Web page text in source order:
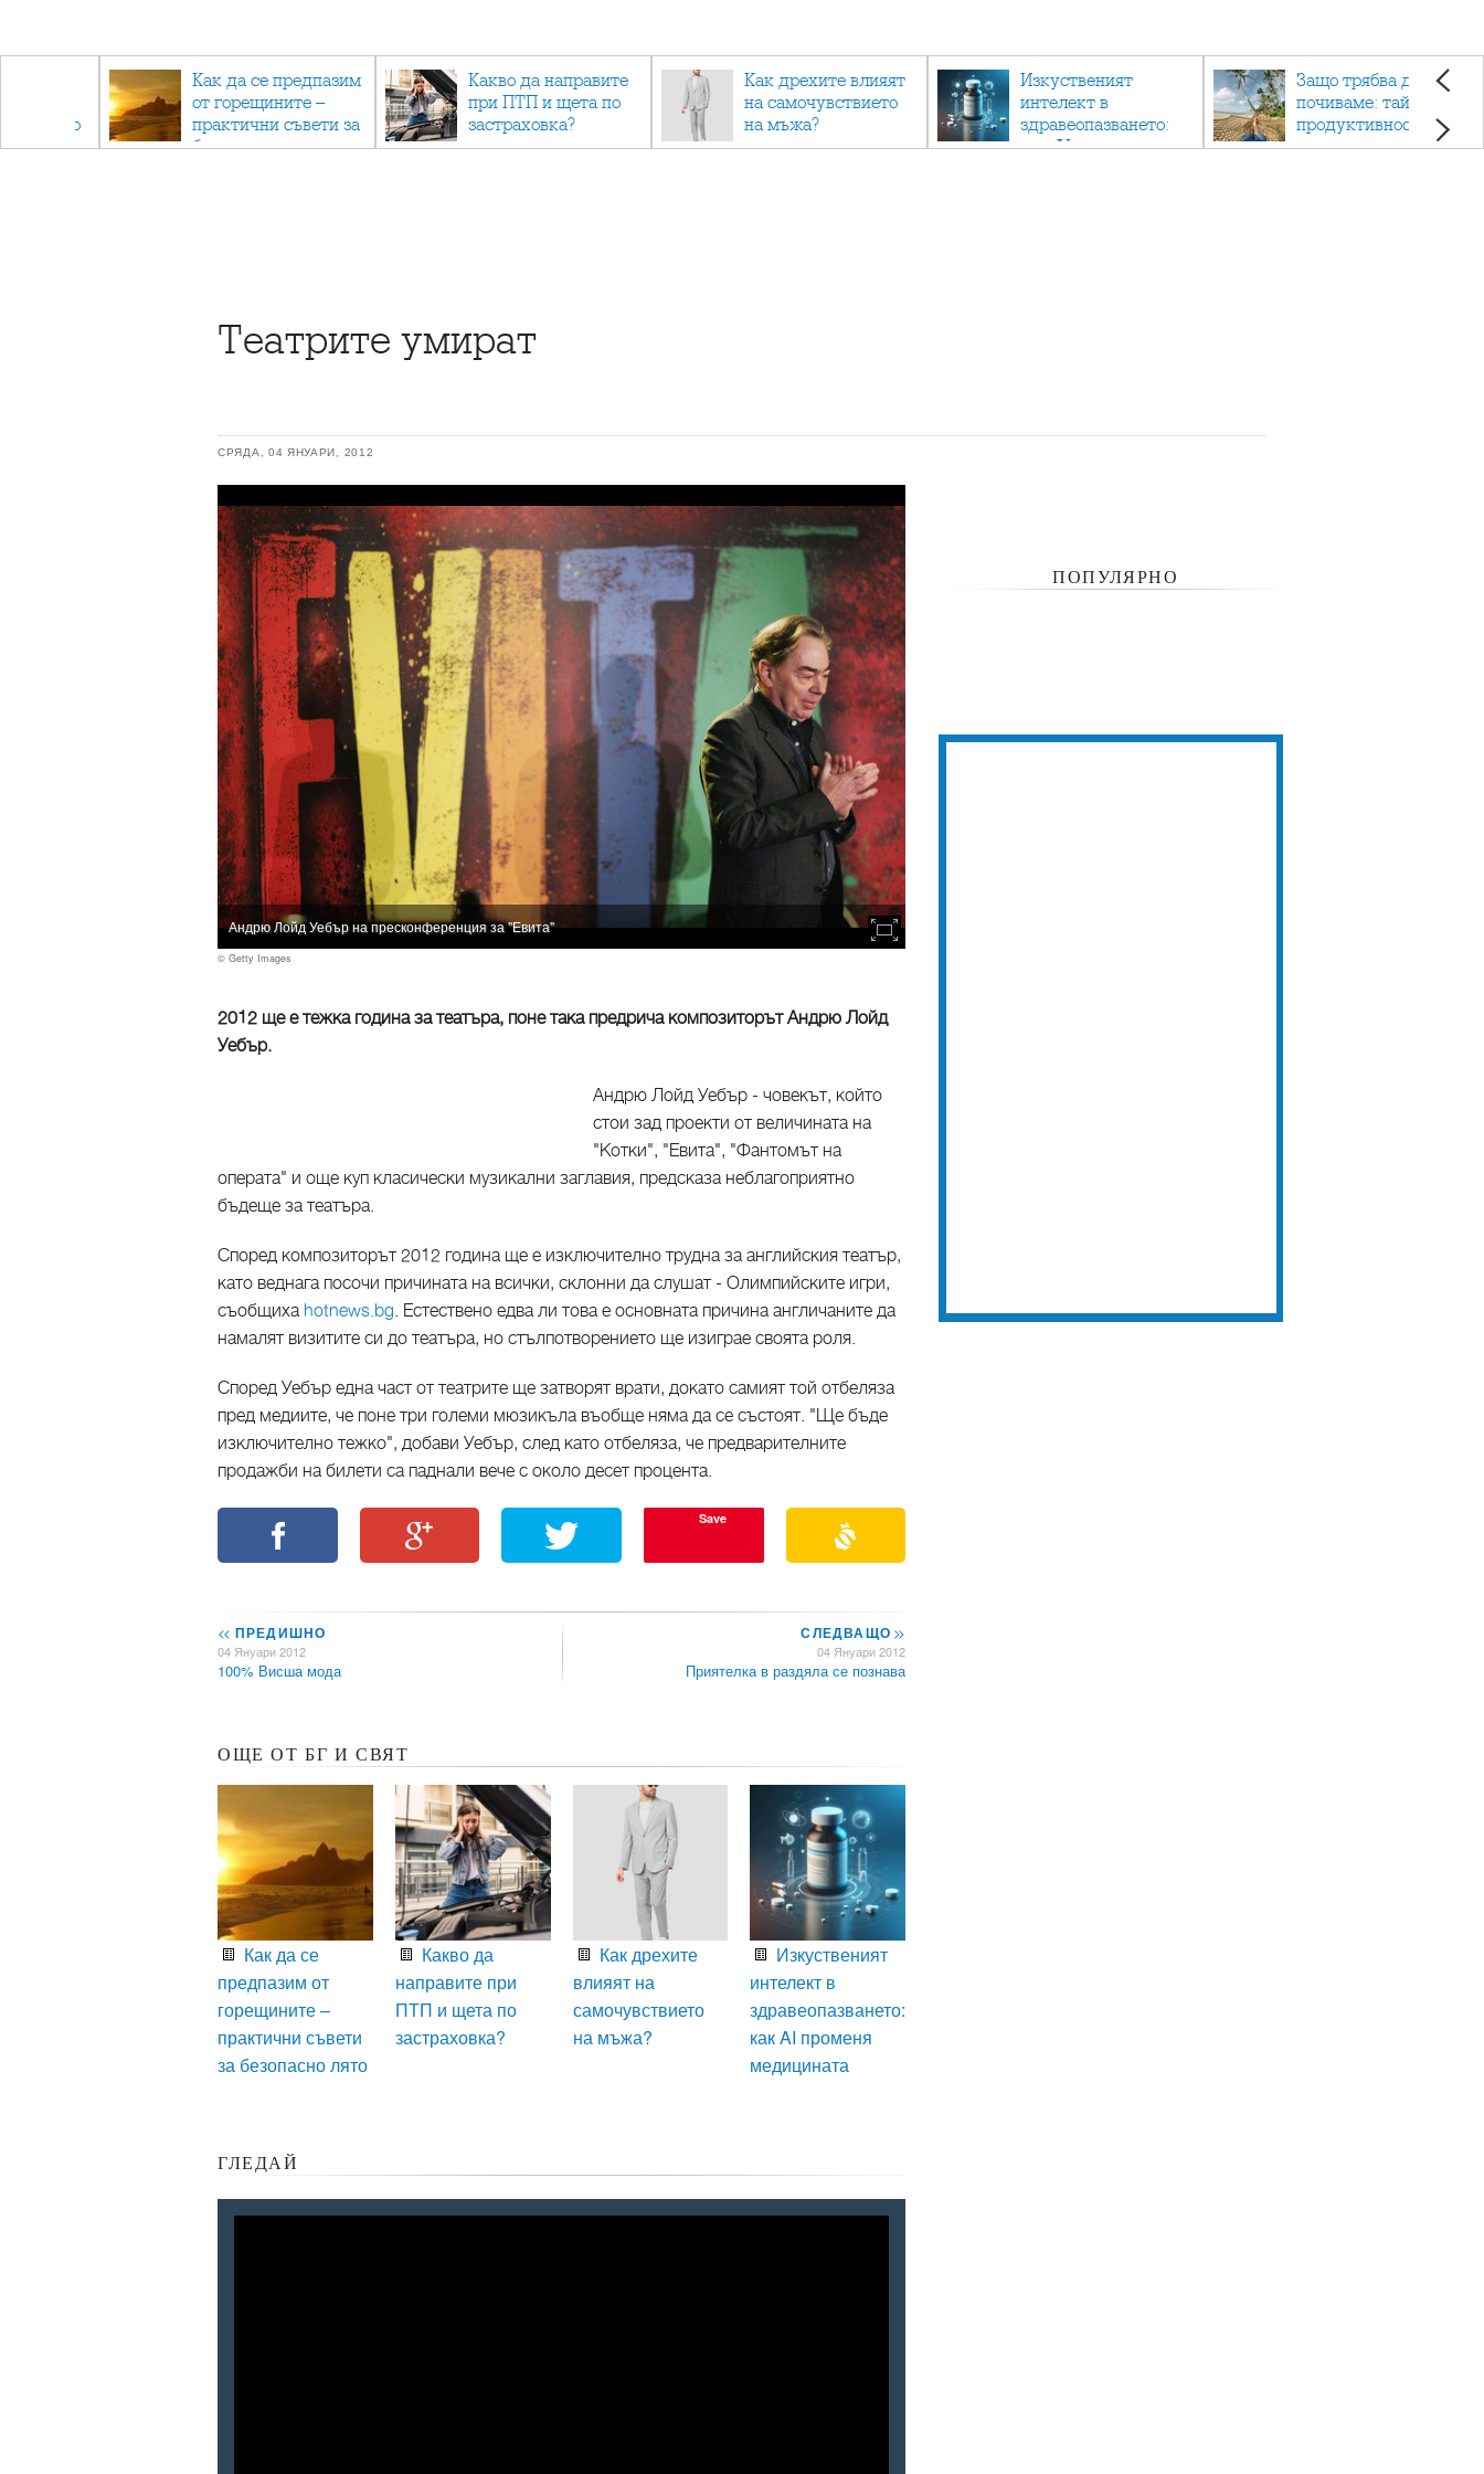
отново
Как да се предпазим
от горещините –
практични съвети за
безопасно лято
Какво да направите
при ПТП и щета по
застраховка?
Как дрехите влияят
на самочувствието
на мъжа?
Изкуственият
интелект в
здравеопазването:
как AI променя
Защо трябва да си
почиваме: тайната на
продуктивността,
здравето и добрия
Театрите умират
СРЯДА, 04 ЯНУАРИ, 2012
Андрю Лойд Уебър на пресконференция за "Евита"
© Getty Images
2012 ще е тежка година за театъра, поне така предрича композиторът Андрю Лойд
Уебър.
Андрю Лойд Уебър - човекът, който
стои зад проекти от величината на
"Котки", "Евита", "Фантомът на
операта" и още куп класически музикални заглавия, предсказа неблагоприятно
бъдеще за театъра.
Според композиторът 2012 година ще е изключително трудна за английския театър,
като веднага посочи причината на всички, склонни да слушат - Олимпийските игри,
съобщиха hotnews.bg. Естествено едва ли това е основната причина англичаните да
намалят визитите си до театъра, но стълпотворението ще изиграе своята роля.
Според Уебър една част от театрите ще затворят врати, докато самият той отбеляза
пред медиите, че поне три големи мюзикъла въобще няма да се състоят. "Ще бъде
изключително тежко", добави Уебър, след като отбеляза, че предварителните
продажби на билети са паднали вече с около десет процента.
Save
<< ПРЕДИШНО
04 Януари 2012
100% Висша мода
СЛЕДВАЩО>>
04 Януари 2012
Приятелка в раздяла се познава
ОЩЕ ОТ БГ И СВЯТ
Как да се
предпазим от
горещините –
практични съвети
за безопасно лято
Какво да
направите при
ПТП и щета по
застраховка?
Как дрехите
влияят на
самочувствието
на мъжа?
Изкуственият
интелект в
здравеопазването:
как AI променя
медицината
ГЛЕДАЙ
ПОПУЛЯРНО